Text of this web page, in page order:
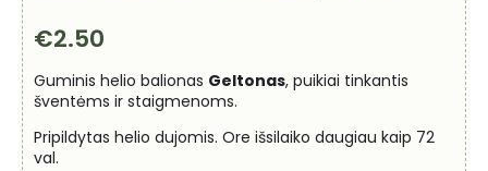
€2.50
Guminis helio balionas Geltonas, puikiai tinkantis
šventėms ir staigmenoms.
Pripildytas helio dujomis. Ore išsilaiko daugiau kaip 72
val.